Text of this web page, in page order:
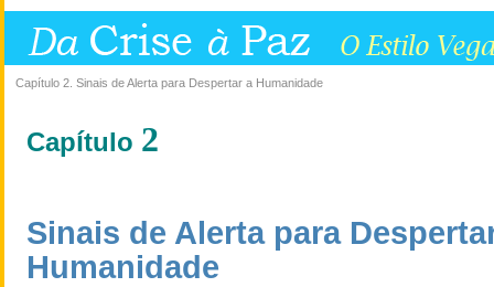
Capítulo 2. Sinais de Alerta para Despertar a Humanidade
Capítulo 2
Sinais de Alerta para
Humanidade